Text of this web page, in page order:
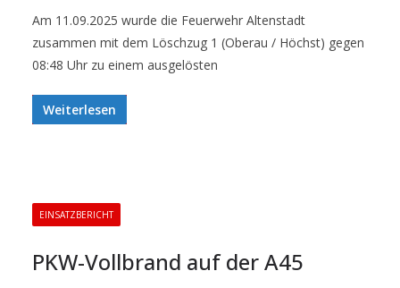
Am 11.09.2025 wurde die Feuerwehr Altenstadt
zusammen mit dem Löschzug 1 (Oberau / Höchst) gegen
08:48 Uhr zu einem ausgelösten
Weiterlesen
EINSATZBERICHT
PKW-Vollbrand auf der A45